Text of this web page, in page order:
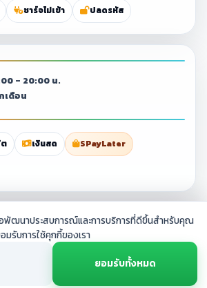
ชาร์จไม่เข้า ปลดรหัส
– 20:00 น.
เดือน
เงินสด
SPayLater
rights reserved.
พัฒนาประสบการณ์และการบริการที่ดีขึ้นสำหรับคุณ
รับการใช้คุกกี้ของเรา
ยอมรับทั้งหมด